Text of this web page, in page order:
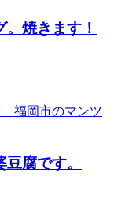
焼きます！
腐です。